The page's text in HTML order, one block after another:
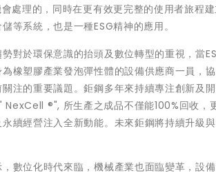
處理的，同時在更有效更完整的使用者旅程
等系統，也是一種ESG精神的應用。
對於環保意識的抬頭及數位轉型的重視，當
橡塑膠產業發泡彈性體的設備供應商一員，
注的重要議題。鉅鋼多年來持續專注創新及
®", 所生產之成品不僅能100%回收，
續經營注入全新動能。未來鉅鋼將持續升級
數位化時代來臨，機械產業也面臨變革，設